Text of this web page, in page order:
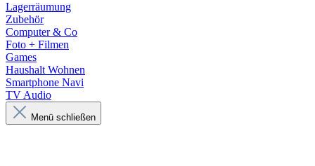
Lagerräumung
Zubehör
Computer & Co
Foto + Filmen
Games
Haushalt Wohnen
Smartphone Navi
TV Audio
Menü schließen